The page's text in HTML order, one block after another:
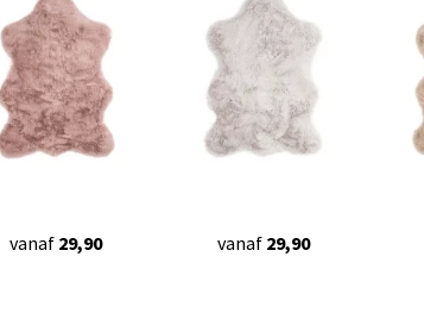
vanaf 29,90 vanaf 29,90